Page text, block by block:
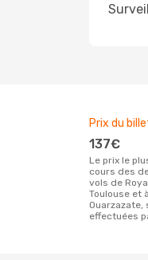
Prix du
137€
Le prix le plus abordable observé au
cours des
vols de
Toulouse et
effectuées